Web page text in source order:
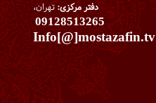
دفتر مرکزی:تهران،
09128513265
Info[@]mostazafin.tv